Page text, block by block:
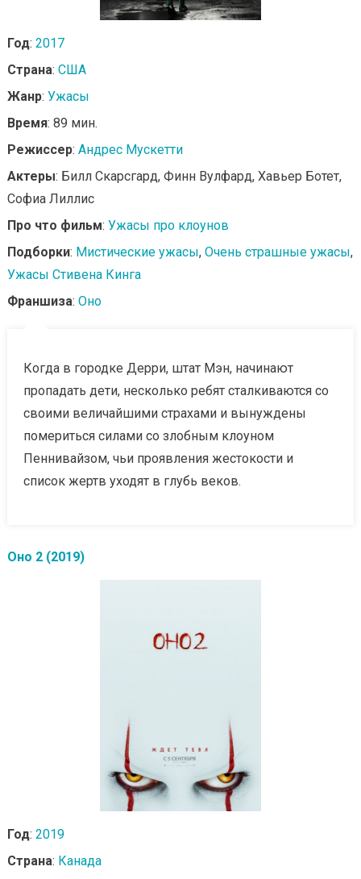
Год: 2017
Страна: США
Жанр: Ужасы
Время: 89 мин.
Режиссер: Андрес Мускетти
Актеры: Билл Скарсгард, Финн Вулфард, Хавьер Ботет,
Софиа Лиллис
Про что фильм: Ужасы про клоунов
Подборки: Мистические ужасы, Очень страшные ужасы,
Ужасы Стивена Кинга
Франшиза: Оно
Когда в городке Дерри, штат Мэн, начинают
пропадать дети, несколько ребят сталкиваются со
своими величайшими страхами и вынуждены
помериться силами со злобным клоуном
Пеннивайзом, чьи проявления жестокости и
список жертв уходят в глубь веков.
Оно 2 (2019)
Год: 2019
Страна: Канада